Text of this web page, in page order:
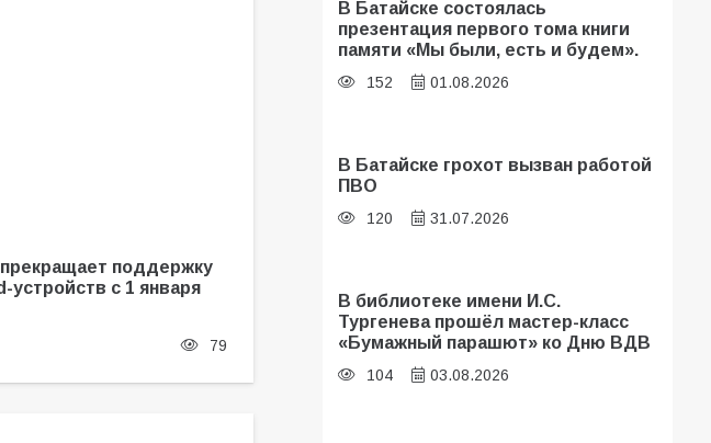
поддержку
устройств с 1 января
79
В Батайске состоялась
презентация первого тома книги
памяти «Мы были, есть и будем».
152 01.08.2026
В Батайске грохот вызван работой
ПВО
120 31.07.2026
В библиотеке имени И.С.
Тургенева прошёл мастер-класс
«Бумажный парашют» ко Дню ВДВ
104 03.08.2026